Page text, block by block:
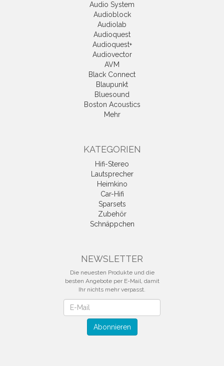
Audio System
Audioblock
Audiolab
Audioquest
Audioquest+
Audiovector
AVM
Black Connect
Blaupunkt
Bluesound
Boston Acoustics
Mehr
KATEGORIEN
Hifi-Stereo
Lautsprecher
Heimkino
Car-Hifi
Sparsets
Zubehör
Schnäppchen
NEWSLETTER
Die neuesten Produkte und die
besten Angebote per E-Mail, damit
Ihr nichts mehr verpasst.
Abonnieren